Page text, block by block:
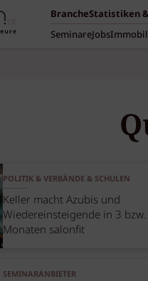
BrancheStatistiken
SeminareJobs
POLITIK & VERBÄNDE & SCHULEN
Keller macht Azubis und
Wiedereinsteigende in 3
Monaten salonfit
SEMINARANBIETER